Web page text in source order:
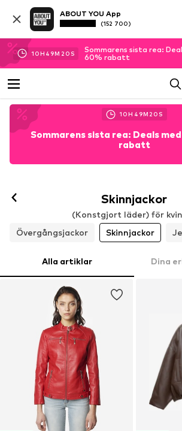
ABOUT YOU App
(152 700)
10H 49M 17 S
Sommarens sista rea:
60% rabatt
10H 49M 17 S
Sommarens sista rea: Deals
rabatt
Skinnjackor
(Konstgjort läder) för
Övergångsjackor
Skinnjackor
Alla artiklar Dina